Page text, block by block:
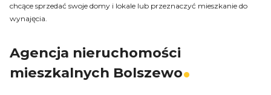
chcące sprzedać swoje domy i lokale lub przeznaczyć mieszkanie do
wynajęcia.
Agencja nieruchomości
mieszkalnych Bolszewo